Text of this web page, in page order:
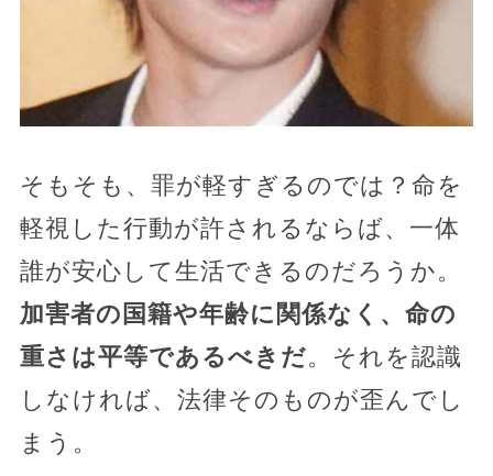
そもそも、罪が軽すぎるのでは？命を
軽視した行動が許されるならば、一体
誰が安心して生活できるのだろうか。
加害者の国籍や年齢に関係なく、命の
重さは平等であるべきだ。それを認識
しなければ、法律そのものが歪んでし
まう。